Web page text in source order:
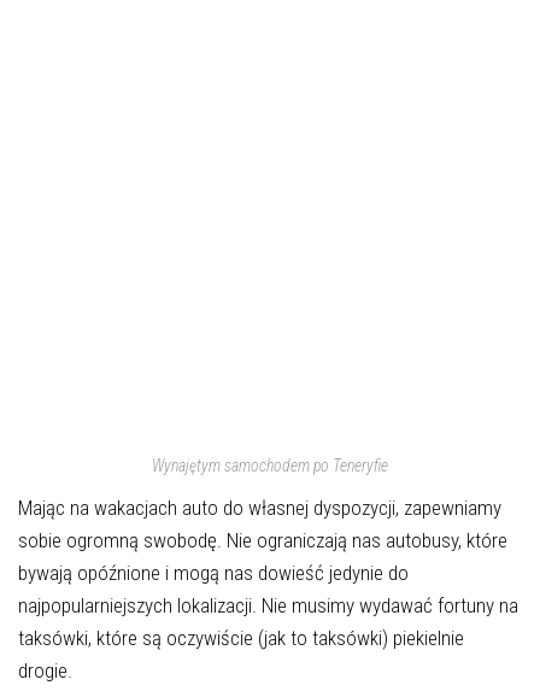
Wynajętym samochodem po Teneryfie
Mając na wakacjach auto do własnej dyspozycji, zapewniamy
sobie ogromną swobodę. Nie ograniczają nas autobusy, które
bywają opóźnione i mogą nas dowieść jedynie do
najpopularniejszych lokalizacji. Nie musimy wydawać fortuny na
taksówki, które są oczywiście (jak to taksówki) piekielnie
drogie.